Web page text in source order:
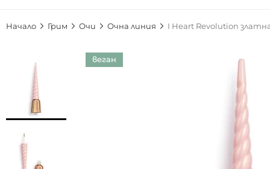
Начало Грим Очи Очна линия I Heart Revolution
веган
галерията
изображенията